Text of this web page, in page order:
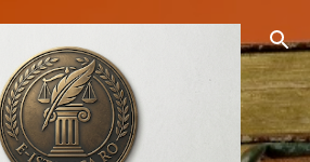
la conținutul principal